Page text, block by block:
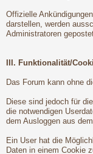
Offizielle
darstellen, werden
Administratoren
III. Funktionalität/
Das Forum kann ohne
Diese sind jedoch für
die notwendigen
dem Ausloggen aus
Ein User hat die
Daten in einem Cookie